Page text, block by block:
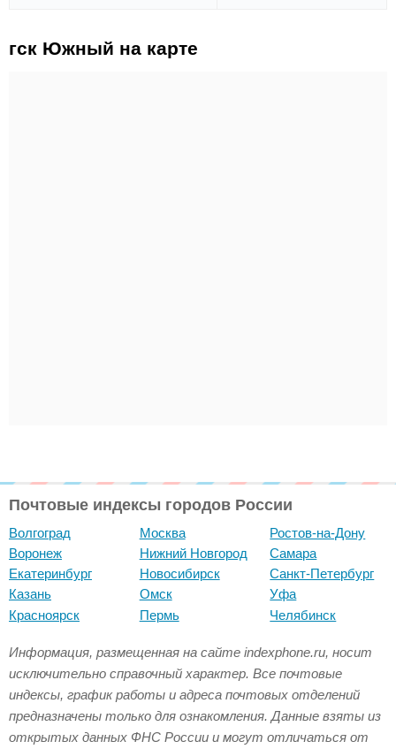
гск Южный на карте
Почтовые индексы городов России
Волгоград
Воронеж
Екатеринбург
Казань
Красноярск
Москва
Нижний Новгород
Новосибирск
Омск
Пермь
Ростов-на-Дону
Самара
Санкт-Петербург
Уфа
Челябинск
Информация, размещенная на сайте indexphone.ru, носит
исключительно справочный характер. Все почтовые
индексы, график работы и адреса почтовых отделений
предназначены только для ознакомления. Данные взяты из
открытых данных ФНС России и могут отличаться от